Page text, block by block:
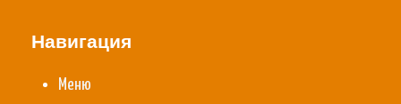
Навигация
Меню